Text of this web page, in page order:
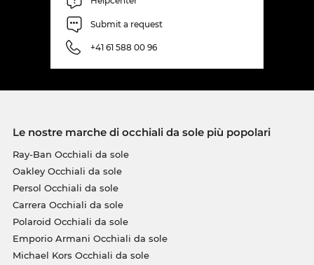
Submit a request
+41 61 588 00 96
Le nostre marche di occhiali da sole più popolari
Ray-Ban Occhiali da sole
Oakley Occhiali da sole
Persol Occhiali da sole
Carrera Occhiali da sole
Polaroid Occhiali da sole
Emporio Armani Occhiali da sole
Michael Kors Occhiali da sole